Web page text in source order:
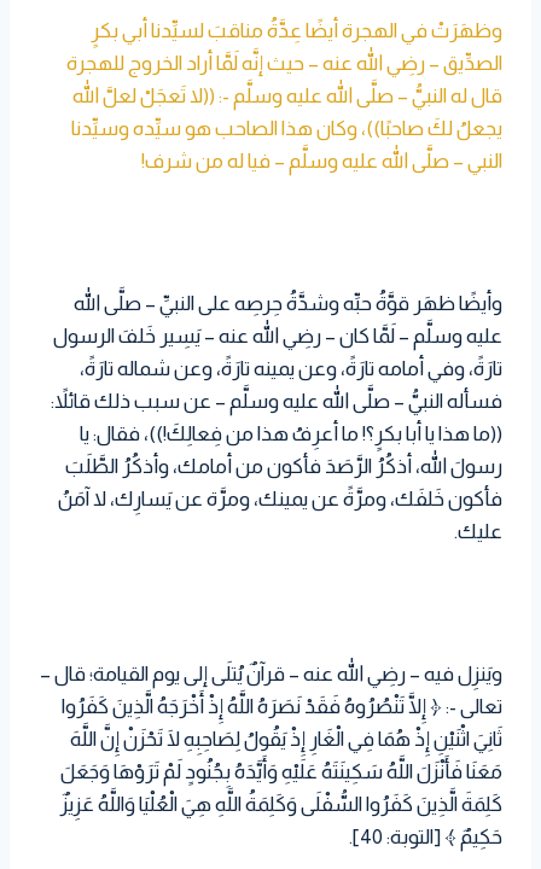
وظهَرَتْ في الهجرة أيضًا عِدَّةُ مناقبَ لسيِّدنا أبي بكرٍ
الصدِّيق – رضِي الله عنه – حيث إنَّه لَمَّا أراد الخروج للهجرة
قال له النبيُّ – صلَّى الله عليه وسلَّم -: ((لا تَعجَلْ لعلَّ الله
يجعلُ لكَ صاحبًا))، وكان هذا الصاحب هو سيِّده وسيِّدنا
النبي – صلَّى الله عليه وسلَّم – فيا له من شرف!
وأيضًا ظهَر قوَّةُ حبِّه وشدَّةُ حِرصِه على النبيِّ – صلَّى الله
عليه وسلَّم – لَمَّا كان – رضِي الله عنه – يَسِير خَلفَ الرسول
تارَةً، وفي أمامه تارَةً، وعن يمينه تارَةً، وعن شماله تارَةً،
فسأله النبيُّ – صلَّى الله عليه وسلَّم – عن سبب ذلك قائلاً:
((ما هذا يا أبا بكرٍ؟! ما أعرِفُ هذا من فِعالِكَ!))، فقال: يا
رسولَ الله، أذكُرُ الرَّصَدَ فأكون من أمامك، وأذكُرُ الطَّلَبَ
فأكون خَلفَك، ومرَّةً عن يمينك، ومرَّة عن يَسارِك، لا آمَنُ
عليك.
ويَنزِل فيه – رضِي الله عنه – قرآنٌ يُتلَى إلى يوم القيامة؛ قال –
تعالى -: ﴿ إِلَّا تَنْصُرُوهُ فَقَدْ نَصَرَهُ اللَّهُ إِذْ أَخْرَجَهُ الَّذِينَ كَفَرُوا
ثَانِيَ اثْنَيْنِ إِذْ هُمَا فِي الْغَارِ إِذْ يَقُولُ لِصَاحِبِهِ لَا تَحْزَنْ إِنَّ اللَّهَ
مَعَنَا فَأَنْزَلَ اللَّهُ سَكِينَتَهُ عَلَيْهِ وَأَيَّدَهُ بِجُنُودٍ لَمْ تَرَوْهَا وَجَعَلَ
كَلِمَةَ الَّذِينَ كَفَرُوا السُّفْلَى وَكَلِمَةُ اللَّهِ هِيَ الْعُلْيَا وَاللَّهُ عَزِيزٌ
حَكِيمٌ ﴾ [التوبة: 40].